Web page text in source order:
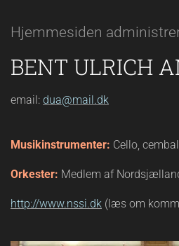
Hjemmesiden
BENT ULRICH
email: dua@mail.dk
Musikinstrumenter: Cello,
Orkester: Medlem af
http://www.nssi.dk (læs om